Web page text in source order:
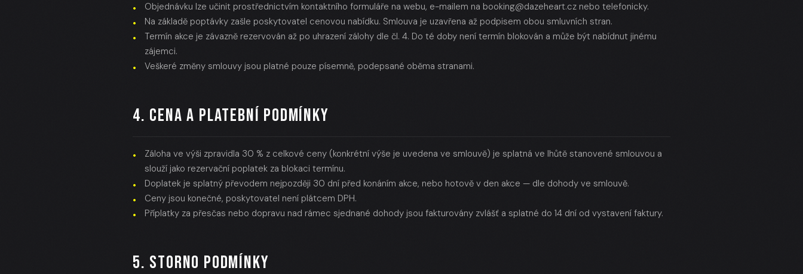
Objednávku lze učinit prostřednictvím kontaktního formuláře na webu, e-mailem na booking@dazeheart.cz nebo telefonicky.
Na základě poptávky zašle poskytovatel cenovou nabídku. Smlouva je uzavřena až podpisem obou smluvních stran.
Termín akce je závazně rezervován až po uhrazení zálohy dle čl. 4. Do té doby není termín blokován a může být nabídnut jinému
zájemci.
Veškeré změny smlouvy jsou platné pouze písemně, podepsané oběma stranami.
4. CENA A PLATEBNÍ PODMÍNKY
Záloha ve výši zpravidla 30 % z celkové ceny (konkrétní výše je uvedena ve smlouvě) je splatná ve lhůtě stanovené smlouvou a
slouží jako rezervační poplatek za blokaci termínu.
Doplatek je splatný převodem nejpozději 30 dní před konáním akce, nebo hotově v den akce — dle dohody ve smlouvě.
Ceny jsou konečné, poskytovatel není plátcem DPH.
Příplatky za přesčas nebo dopravu nad rámec sjednané dohody jsou fakturovány zvlášť a splatné do 14 dní od vystavení faktury.
5. STORNO PODMÍNKY